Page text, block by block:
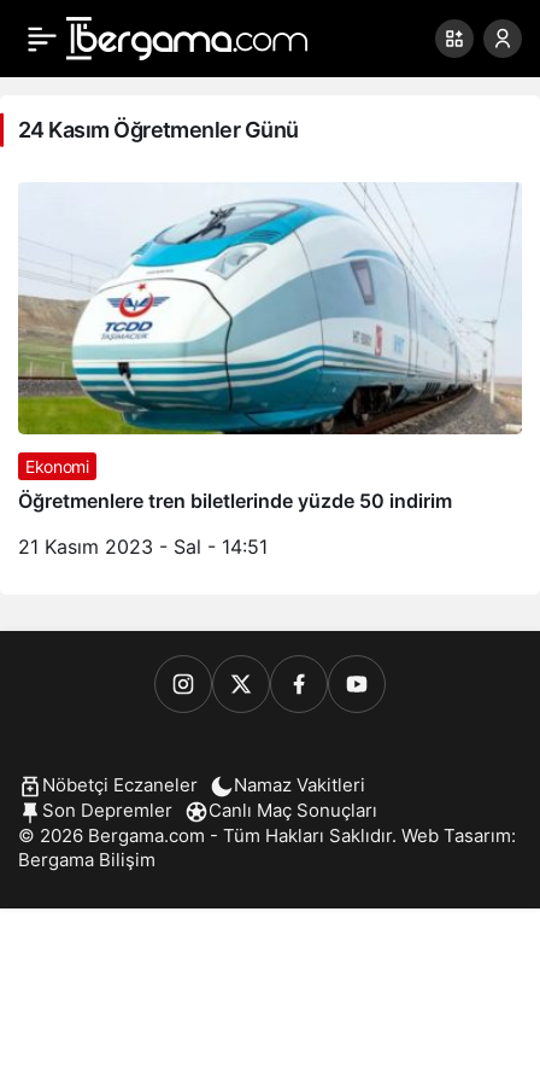
24
Kasım
Öğretmenler
Günü
Haberleri
24 Kasım Öğretmenler Günü
Ekonomi
Öğretmenlere tren biletlerinde yüzde 50 indirim
21 Kasım 2023 - Sal - 14:51
Nöbetçi Eczaneler
Namaz Vakitleri
Son Depremler
Canlı Maç Sonuçları
© 2026 Bergama.com - Tüm Hakları Saklıdır. Web Tasarım:
Bergama Bilişim